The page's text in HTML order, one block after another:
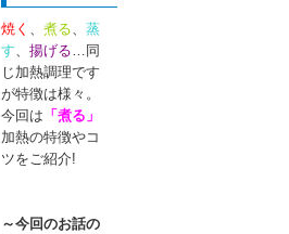
焼く 、 煮る、 蒸
す、 揚げる…同
じ加熱調理です
が特徴は様々。
今回は 「煮る」
加熱の特徴やコ
ツをご紹介!
～今回のお話の